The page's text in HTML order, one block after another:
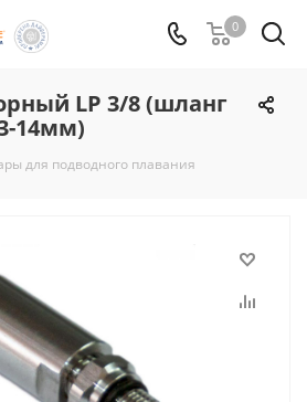
0
LP 3/8 (шланг
14мм)
для подводного плавания